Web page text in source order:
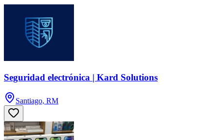
Seguridad electrónica | Kard Solutions
Santiago, RM